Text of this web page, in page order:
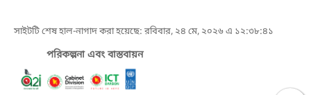
সাইটটি শেষ হাল-নাগাদ করা হয়েছে: রবিবার, ২৪ মে, ২০২৬ এ ১২:৩৮:৪১
পরিকল্পনা এবং বাস্তবায়ন